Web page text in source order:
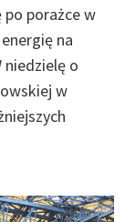
po porażce w
na
niedzielę o
w